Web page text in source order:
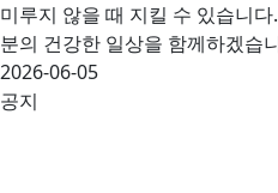
미루지 않을 때 지킬 수 있습니
분의 건강한 일상을 함께하겠습
2026-06-05
공지